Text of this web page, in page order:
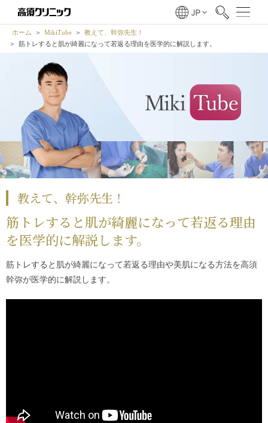
ホーム MikiTube
教えて、幹弥先生！
筋トレすると肌が綺麗になって若返る理由を医学的に解説します。
教えて、幹弥先生！
筋トレすると肌が綺麗になって若返る理由
を医学的に解説します。
筋トレすると肌が綺麗になって若返る理由や美肌になる方法を高須
幹弥が医学的に解説します。